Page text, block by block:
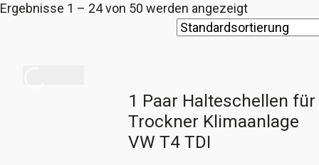
Ergebnisse 1 – 24 von 50 werden angezeigt
1 Paar Halteschellen für
Trockner Klimaanlage
VW T4 TDI